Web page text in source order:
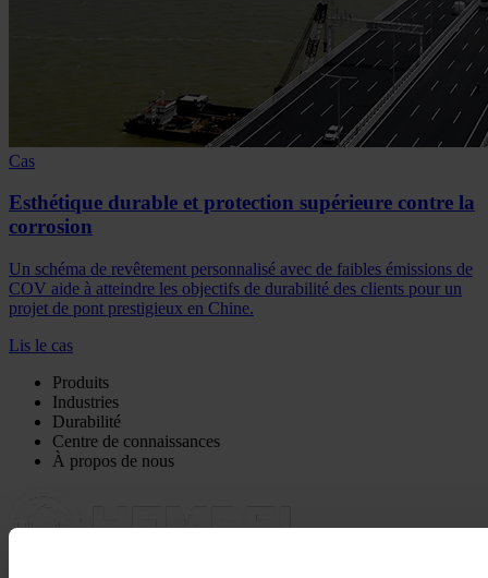
Cas
Esthétique durable et protection supérieure contre la
corrosion
Un schéma de revêtement personnalisé avec de faibles émissions de
COV aide à atteindre les objectifs de durabilité des clients pour un
projet de pont prestigieux en Chine.
Lis le cas
Produits
Industries
Durabilité
Centre de connaissances
À propos de nous